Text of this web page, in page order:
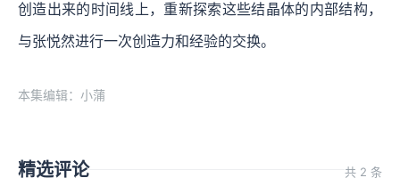
创造出来的时间线上，重新探索这些结晶体的内部结构，
与张悦然进行一次创造力和经验的交换。
本集编辑：小蒲
精选评论 共 2 条